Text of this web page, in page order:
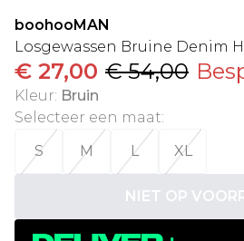
boohooMAN
Losgewassen Bruine Denim
€ 27,00 € 54,00
Kleur: Bruin
Selecteer een maat:
S
M L XL
NIET OP